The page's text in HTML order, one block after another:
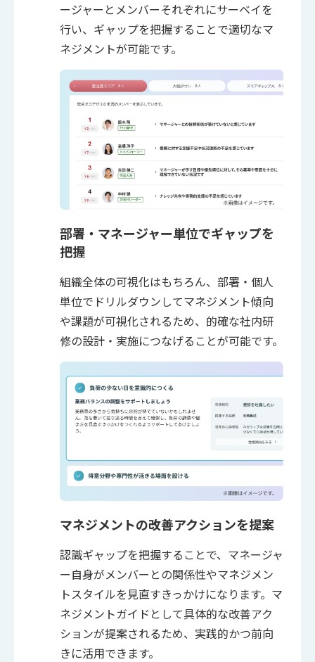
ージャーとメンバーそれぞれにサーベイを
行い、ギャップを把握することで適切なマ
ネジメントが可能です。
部署・マネージャー単位でギャップを
把握
組織全体の可視化はもちろん、部署・個人
単位でドリルダウンしてマネジメント傾向
や課題が可視化されるため、的確な社内研
修の設計・実施につなげることが可能です。
マネジメントの改善アクションを提案
認識ギャップを把握することで、マネージャ
ー自身がメンバーとの関係性やマネジメン
トスタイルを見直すきっかけになります。マ
ネジメントガイドとして具体的な改善アク
ションが提案されるため、実践的かつ前向
きに活用できます。